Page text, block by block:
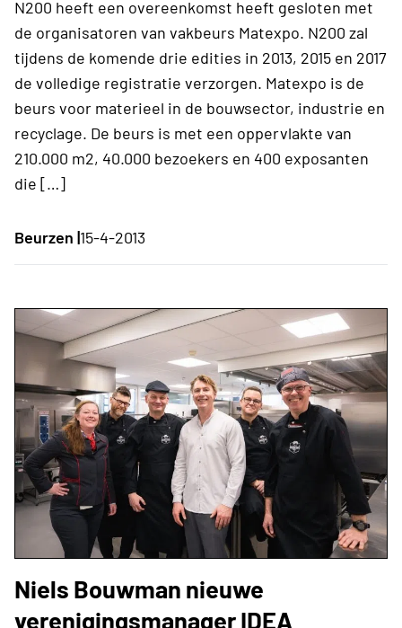
N200 heeft een overeenkomst heeft gesloten met
de organisatoren van vakbeurs Matexpo. N200 zal
tijdens de komende drie edities in 2013, 2015 en 2017
de volledige registratie verzorgen. Matexpo is de
beurs voor materieel in de bouwsector, industrie en
recyclage. De beurs is met een oppervlakte van
210.000 m2, 40.000 bezoekers en 400 exposanten
die […]
Beurzen |15-4-2013
Niels Bouwman nieuwe
verenigingsmanager IDEA